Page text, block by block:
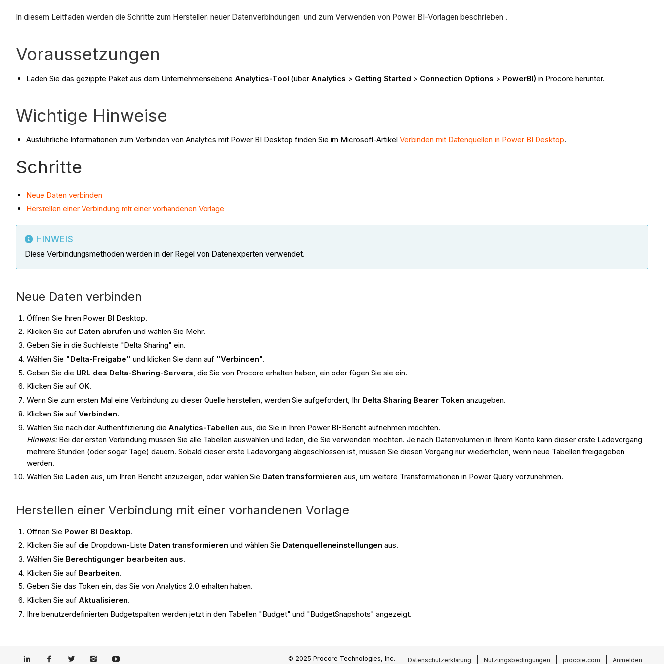
In diesem Leitfaden werden die Schritte zum Herstellen neuer Datenverbindungen und zum Verwenden von Power BI-Vorlagen beschrieben .
Voraussetzungen
Laden Sie das gezippte Paket aus dem Unternehmensebene Analytics-Tool (über Analytics > Getting Started > Connection Options > PowerBI) in Procore herunter.
Wichtige Hinweise
Ausführliche Informationen zum Verbinden von Analytics mit Power BI Desktop finden Sie im Microsoft-Artikel Verbinden mit Datenquellen in Power BI Desktop.
Schritte
Neue Daten verbinden
Herstellen einer Verbindung mit einer vorhandenen Vorlage
HINWEIS
Diese Verbindungsmethoden werden in der Regel von Datenexperten verwendet.
Neue Daten verbinden
Öffnen Sie Ihren Power BI Desktop.
Klicken Sie auf Daten abrufenund wählen Sie Mehr.
Geben Sie in die Suchleiste "Delta Sharing" ein.
Wählen Sie "Delta-Freigabe" und klicken Sie dann auf "Verbinden".
Geben Sie die URL des Delta-Sharing-Servers , die Sie von Procore erhalten haben, ein oder fügen Sie sie ein.
Klicken Sie auf OK.
Wenn Sie zum ersten Mal eine Verbindung zu dieser Quelle herstellen, werden Sie aufgefordert, Ihr Delta Sharing Bearer Token anzugeben.
Klicken Sie aufVerbinden.
Wählen Sie nach der Authentifizierung die Analytics-Tabellen aus, die Sie in Ihren Power BI-Bericht aufnehmen möchten.
Hinweis:Bei der ersten Verbindung müssen Sie alle Tabellen auswählen und laden, die Sie verwenden möchten. Je nach Datenvolumen in Ihrem Konto kann dieser erste Ladevorgang
mehrere Stunden (oder sogar Tage) dauern. Sobald dieser erste Ladevorgang abgeschlossen ist, müssen Sie diesen Vorgang nur wiederholen, wenn neue Tabellen freigegeben
werden.
Wählen Sie Laden aus, um Ihren Bericht anzuzeigen, oder wählen Sie Daten transformierenaus, um weitere Transformationen in Power Query vorzunehmen.
Herstellen einer Verbindung mit einer vorhandenen Vorlage
Öffnen Sie Power BI Desktop.
Klicken Sie auf die Dropdown-Liste Daten transformierenund wählen Sie Datenquelleneinstellungen aus.
Wählen Sie Berechtigungen bearbeiten aus.
Klicken Sie auf Bearbeiten.
Geben Sie das Token ein, das Sie von Analytics 2.0 erhalten haben.
Klicken Sie auf Aktualisieren.
Ihre benutzerdefinierten Budgetspalten werden jetzt in den Tabellen "Budget" und "BudgetSnapshots" angezeigt.
© 2025 Procore Technologies, Inc. Datenschutzerklärung Nutzungsbedingungen procore.com Anmelden